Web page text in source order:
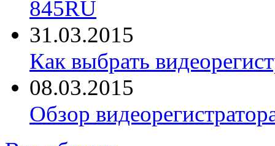
845RU
31.03.2015
Как выбрать
08.03.2015
Обзор